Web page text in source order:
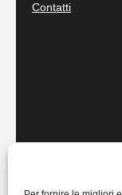
Contatti